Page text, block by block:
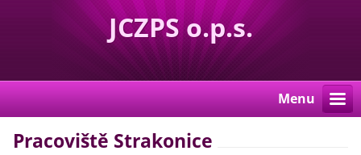
JCZPS o.p.s.
Menu
Pracoviště Strakonice